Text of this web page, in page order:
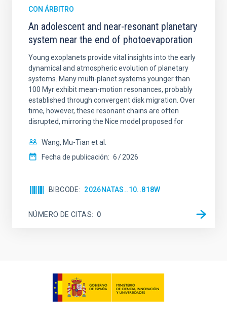
CON ÁRBITRO
An adolescent and near-resonant planetary
system near the end of photoevaporation
Young exoplanets provide vital insights into the early
dynamical and atmospheric evolution of planetary
systems. Many multi-planet systems younger than
100 Myr exhibit mean-motion resonances, probably
established through convergent disk migration. Over
time, however, these resonant chains are often
disrupted, mirroring the Nice model proposed for
Wang, Mu-Tian et al.
Fecha de publicación: 6 2026
BIBCODE 2026NATAS..10..818W
NÚMERO DE CITAS 0